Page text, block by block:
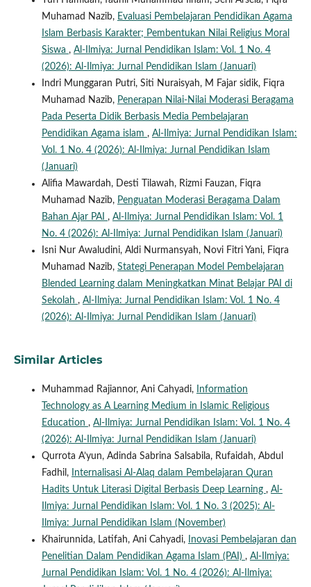
Muhamad Nazib, Evaluasi Pembelajaran Pendidikan Agama
Islam Berbasis Karakter; Pembentukan Nilai Religius Moral
Siswa , Al-Ilmiya: Jurnal Pendidikan Islam: Vol. 1 No. 4
(2026): Al-Ilmiya: Jurnal Pendidikan Islam (Januari)
Indri Munggaran Putri, Siti Nuraisyah, M Fajar sidik, Fiqra
Muhamad Nazib, Penerapan Nilai-Nilai Moderasi Beragama
Pada Peserta Didik Berbasis Media Pembelajaran
Pendidikan Agama islam , Al-Ilmiya: Jurnal Pendidikan Islam:
Vol. 1 No. 4 (2026): Al-Ilmiya: Jurnal Pendidikan Islam
(Januari)
Alifia Mawardah, Desti Tilawah, Rizmi Fauzan, Fiqra
Muhamad Nazib, Penguatan Moderasi Beragama Dalam
Bahan Ajar PAI , Al-Ilmiya: Jurnal Pendidikan Islam: Vol. 1
No. 4 (2026): Al-Ilmiya: Jurnal Pendidikan Islam (Januari)
Isni Nur Awaludini, Aldi Nurmansyah, Novi Fitri Yani, Fiqra
Muhamad Nazib, Stategi Penerapan Model Pembelajaran
Blended Learning dalam Meningkatkan Minat Belajar PAI di
Sekolah , Al-Ilmiya: Jurnal Pendidikan Islam: Vol. 1 No. 4
(2026): Al-Ilmiya: Jurnal Pendidikan Islam (Januari)
Similar Articles
Muhammad Rajiannor, Ani Cahyadi,
Information
Technology as A Learning Medium in Islamic Religious
Education , Al-Ilmiya: Jurnal Pendidikan Islam: Vol. 1 No. 4
(2026): Al-Ilmiya: Jurnal Pendidikan Islam (Januari)
Qurrota A’yun, Adinda Sabrina Salsabila, Rufaidah, Abdul
Fadhil,
Internalisasi Al-Alaq dalam Pembelajaran Quran
Hadits Untuk Literasi Digital Berbasis Deep Learning , Al-
Ilmiya: Jurnal Pendidikan Islam: Vol. 1 No. 3 (2025): Al-
Ilmiya: Jurnal Pendidikan Islam (November)
Khairunnida, Latifah, Ani Cahyadi,
Inovasi Pembelajaran dan
Penelitian Dalam Pendidikan Agama Islam (PAI) , Al-Ilmiya:
Jurnal Pendidikan Islam: Vol. 1 No. 4 (2026): Al-Ilmiya: